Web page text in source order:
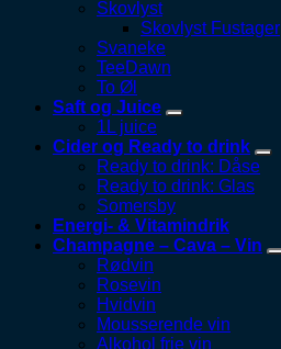
Skovlyst
Skovlyst Fustager
Svaneke
TeeDawn
To Øl
Saft og Juice
1L juice
Cider og Ready to drink
Ready to drink: Dåse
Ready to drink: Glas
Somersby
Energi- & Vitamindrik
Champagne – Cava – Vin
Rødvin
Rosevin
Hvidvin
Mousserende vin
Alkohol frie vin